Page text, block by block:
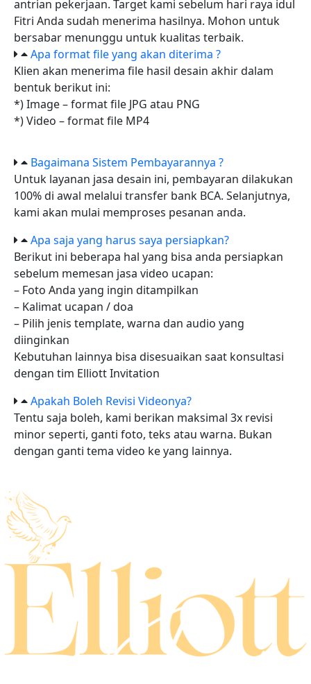
antrian pekerjaan. Target kami sebelum hari raya idul
Fitri Anda sudah menerima hasilnya. Mohon untuk
bersabar menunggu untuk kualitas terbaik.
Apa format file yang akan diterima ?
Klien akan menerima file hasil desain akhir dalam
bentuk berikut ini:
*) Image – format file JPG atau PNG
*) Video – format file MP4
Bagaimana Sistem Pembayarannya ?
Untuk layanan jasa desain ini, pembayaran dilakukan
100% di awal melalui transfer bank BCA. Selanjutnya,
kami akan mulai memproses pesanan anda.
Apa saja yang harus saya persiapkan?
Berikut ini beberapa hal yang bisa anda persiapkan
sebelum memesan jasa video ucapan:
– Foto Anda yang ingin ditampilkan
– Kalimat ucapan / doa
– Pilih jenis template, warna dan audio yang
diinginkan
Kebutuhan lainnya bisa disesuaikan saat konsultasi
dengan tim Elliott Invitation
Apakah Boleh Revisi Videonya?
Tentu saja boleh, kami berikan maksimal 3x revisi
minor seperti, ganti foto, teks atau warna. Bukan
dengan ganti tema video ke yang lainnya.